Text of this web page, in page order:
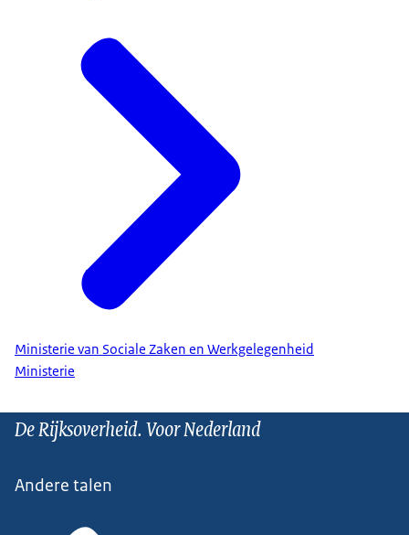
Ministerie van Sociale Zaken en Werkgelegenheid
Ministerie
De Rijksoverheid. Voor Nederland
Andere talen